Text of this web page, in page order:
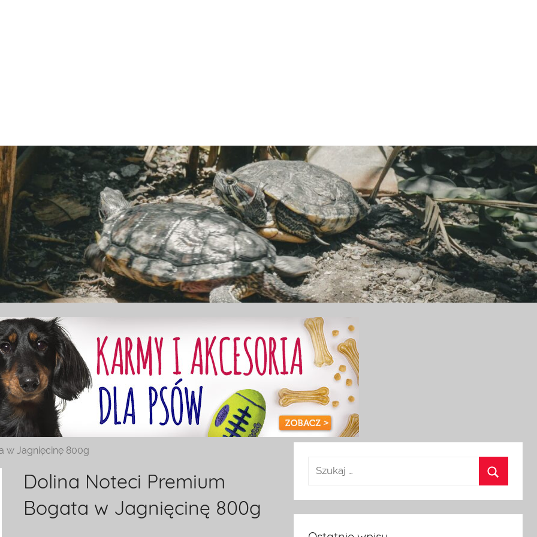
w Jagnięcinę 800g
Dolina Noteci Premium
Bogata w Jagnięcinę 800g